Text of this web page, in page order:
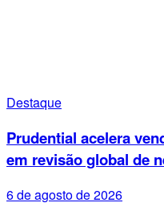
Destaque
Prudential acelera
em revisão global de
6 de agosto de 2026